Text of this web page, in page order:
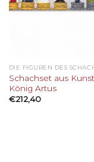
DIE FIGUREN DES
Schachset aus
König Artus
€212,40